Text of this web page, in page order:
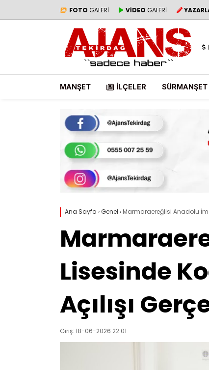
FOTO GALERİ VİDEO GALERİ
MANŞET İLÇELER SÜRMANŞET
Ana Sayfa ›Genel › Marmaraereğlisi Anadolu
Lisesinde
Açılışı
Giriş: 18-06-2026 22:01